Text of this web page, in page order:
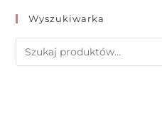
Wyszukiwarka